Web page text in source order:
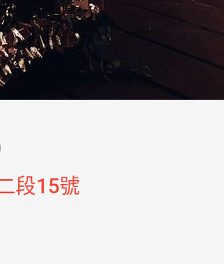
段15號